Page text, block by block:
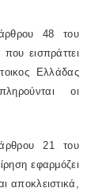
48 του
που εισπράττει
Ελλάδας
οι
21 του
εφαρμόζει
αποκλειστικά,